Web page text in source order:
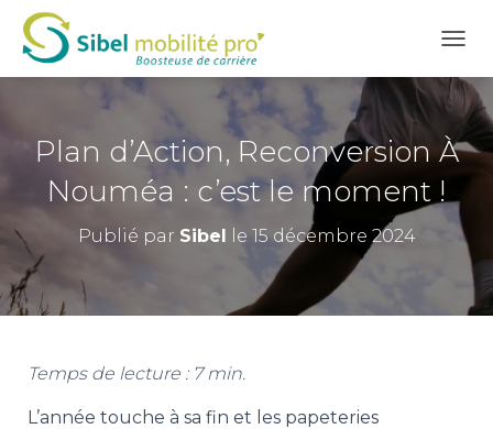
É
L
E
L
A
Plan d’Action, Reconversion À
Nouméa : c’est le moment !
Publié par Sibel le 15 décembre 2024
Temps de lecture : 7 min.
L’année touche à sa fin et les papeteries